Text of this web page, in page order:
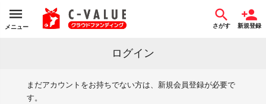
メニュー さがす 新規登録
ログイン
まだアカウントをお持ちでない方は、新規会員登録が必要で
す。